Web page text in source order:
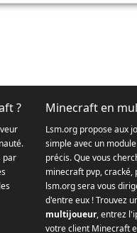
?
par
Minecraft en
Lsm.org propose aux
simple avec un
précis. Que vous
minecraft pvp,
lsm.org sera vous
d'entre eux ! Trouvez
multijoueur, entrez
votre client Minecraft